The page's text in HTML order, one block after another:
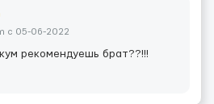
c 05-06-2022
рекомендуешь брат??!!!